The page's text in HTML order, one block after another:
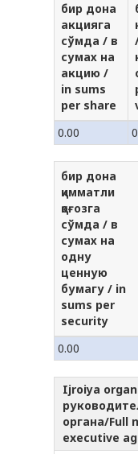
бир дона
акцияга
сўмда / в
сумах на
акцию /
in sums
per share
0.00
бир дона
қимматли
қоғозга
сўмда / в
сумах на
одну
ценную
бумагу / in
sums per
security
0.00
Ijroiya
органа/Full
executive